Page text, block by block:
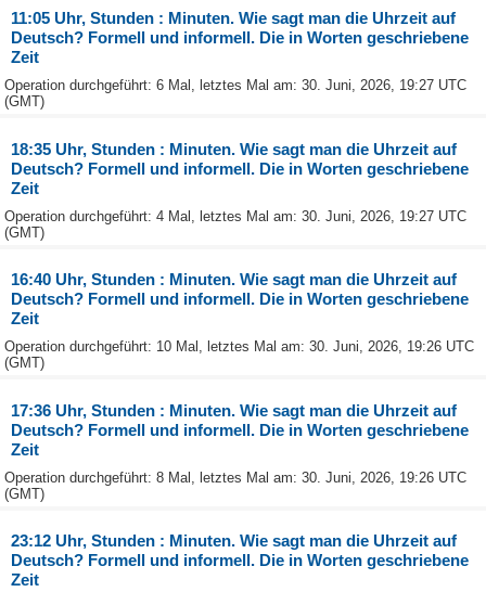
11:05 Uhr, Stunden : Minuten. Wie sagt man die Uhrzeit auf
Deutsch? Formell und informell. Die in Worten geschriebene
Zeit
Operation durchgeführt: 6 Mal, letztes Mal am: 30. Juni, 2026, 19:27 UTC
(GMT)
18:35 Uhr, Stunden : Minuten. Wie sagt man die Uhrzeit auf
Deutsch? Formell und informell. Die in Worten geschriebene
Zeit
Operation durchgeführt: 4 Mal, letztes Mal am: 30. Juni, 2026, 19:27 UTC
(GMT)
16:40 Uhr, Stunden : Minuten. Wie sagt man die Uhrzeit auf
Deutsch? Formell und informell. Die in Worten geschriebene
Zeit
Operation durchgeführt: 10 Mal, letztes Mal am: 30. Juni, 2026, 19:26 UTC
(GMT)
17:36 Uhr, Stunden : Minuten. Wie sagt man die Uhrzeit auf
Deutsch? Formell und informell. Die in Worten geschriebene
Zeit
Operation durchgeführt: 8 Mal, letztes Mal am: 30. Juni, 2026, 19:26 UTC
(GMT)
23:12 Uhr, Stunden : Minuten. Wie sagt man die Uhrzeit auf
Deutsch? Formell und informell. Die in Worten geschriebene
Zeit